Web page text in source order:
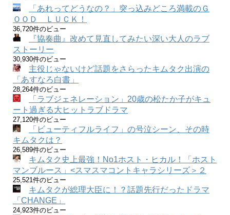
「あれってどうなの？」突っ込みどころ満載のＧ
ＯＯＤ ＬＵＣＫ！
36,720件のビュー
『協奏曲』改めて見直してみたい深い大人のラブ
ストーリー
30,930件のビュー
主役じゃないけど話題をさらったキムタク出演の
「あすなろ白書」
28,264件のビュー
「ラブジェネレーション」20歳の松たか子がキュ
ート過ぎる大ヒットラブドラマ
27,120件のビュー
「ビューティフルライフ」の号泣シーン、その時
キムタクは？
26,589件のビュー
キムタク史上最強！No1ホスト・ヒカル！「ホスト
マンブルース」<スマスマコントキャラシリーズ＞２
25,521件のビュー
キムタクが総理大臣に！？話題先行だったドラマ
「CHANGE」
24,923件のビュー